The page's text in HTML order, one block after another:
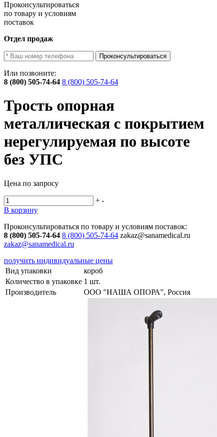
Проконсультироваться
по товару и условиям
поставок
Отдел продаж
Проконсультироваться
Или позвоните:
8 (800) 505-74-64 8 (800) 505-74-64
Трость опорная
металлическая c покрытием
нерегулируемая по высоте
без УПС
Цена по запросу
+ -
В корзину
Проконсультироваться по товару и условиям поставок:
8 (800) 505-74-64 8 (800) 505-74-64 zakaz@sanamedical.ru
zakaz@sanamedical.ru
получить индивидуальные цены
Вид упаковки
короб
Количество в упаковке 1 шт.
Производитель
ООО "НАША ОПОРА", Россия